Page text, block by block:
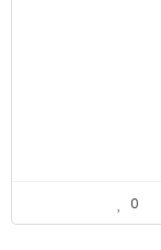
0